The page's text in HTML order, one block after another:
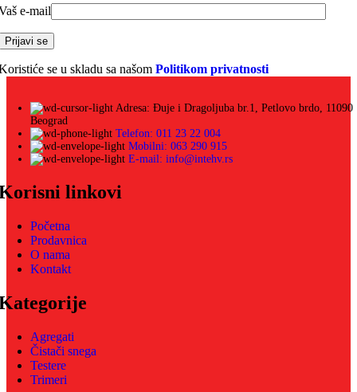
e-mail
se u skladu sa našom Politikom privatnosti
Adresa: Đuje i Dragoljuba br.1, Petlovo brdo, 11090
Beograd
Telefon: 011 23 22 004
Mobilni: 063 290 915
E-mail: info@intehv.rs
linkovi
Početna
Prodavnica
O nama
Kontakt
Agregati
Čistači snega
Testere
Trimeri